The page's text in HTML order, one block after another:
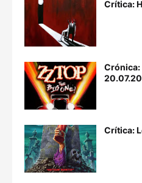
Crítica:
Crónica:
Crítica: